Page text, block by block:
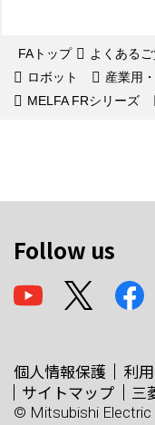
FAトップ よくある
ロボット
産業用
MELFA FRシリーズ
Follow us
個人情報保護 利
サイトマップ
三
© Mitsubishi Electric